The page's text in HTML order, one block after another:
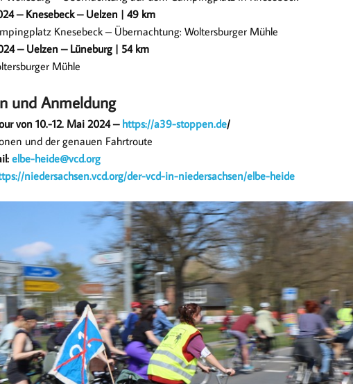
– Knesebeck – Uelzen | 49 km
Knesebeck – Übernachtung: Woltersburger Mühle
– Uelzen – Lüneburg | 54 km
Mühle
und Anmeldung
von 10.-12. Mai 2024 – https://a39-stoppen.de/
und der genauen Fahrtroute
elbe-heide@vcd.org
niedersachsen.vcd.org/der-vcd-in-niedersachsen/elbe-heide